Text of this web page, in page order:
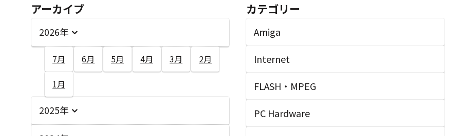
アーカイブ
2026年
7月 6月 5月 4月 3月 2月
1月
2025年
カテゴリー
Amiga
Internet
FLASH・MPEG
PC Hardware